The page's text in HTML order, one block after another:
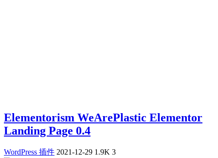
Elementorism WeArePlastic Elementor
Landing Page 0.4
WordPress 插件 2021-12-29 1.9K 3